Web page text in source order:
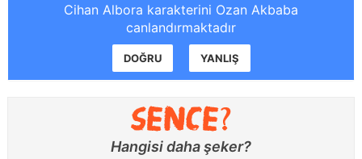
Cihan Albora karakterini Ozan Akbaba
canlandırmaktadır
DOĞRU YANLIŞ
Hangisi daha şeker?